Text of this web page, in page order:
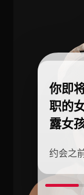
你即
职的
露女
约会之